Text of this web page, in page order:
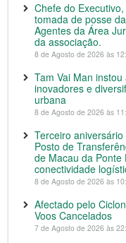
Chefe do
tomada de posse
Agentes da Área
da associação.
8 de Agosto de 2026 às
Tam Vai Man
inovadores e
urbana
8 de Agosto de 2026 às
Terceiro
Posto de
de Macau da
conectividade
8 de Agosto de 2026 às
Afectado pelo
Voos Cancelados
7 de Agosto de 2026 às